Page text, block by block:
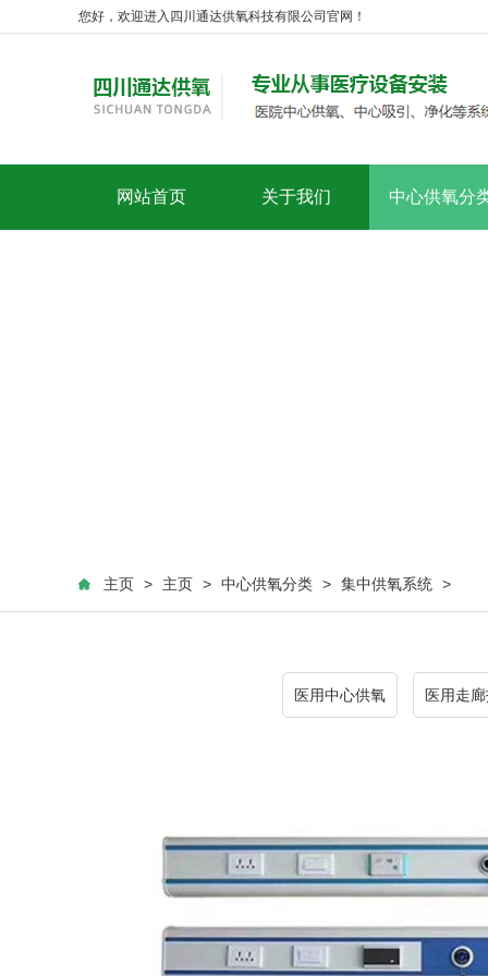
您好，欢迎进入四川通达供氧科技有限公司官网！
网站首页 关于我们 中心供氧分
主页 > 主页 > 中心供氧分类 > 集中供氧系统 >
医用中心供氧 医用走